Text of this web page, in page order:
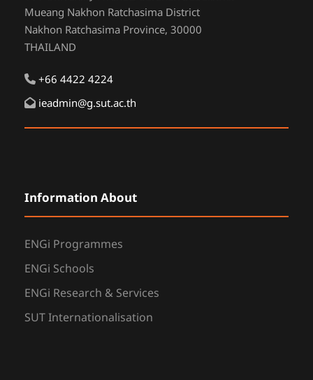
Mueang Nakhon Ratchasima District
Nakhon Ratchasima Province, 30000
THAILAND
+66 4422 4224
ieadmin@g.sut.ac.th
Information About
ENGi Programmes
ENGi Schools
ENGi Research & Services
SUT Internationalisation